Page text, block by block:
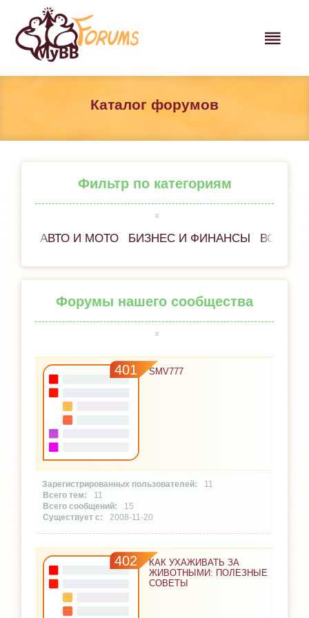
Каталог форумов
Фильтр по категориям
АВТО И МОТО БИЗНЕС И ФИНАНСЫ ВСЁ
Форумы нашего сообщества
401 SMV777
11
11
15
2008-11-20
402
КАК УХАЖИВАТЬ ЗА
ЖИВОТНЫМИ: ПОЛЕЗНЫЕ
СОВЕТЫ